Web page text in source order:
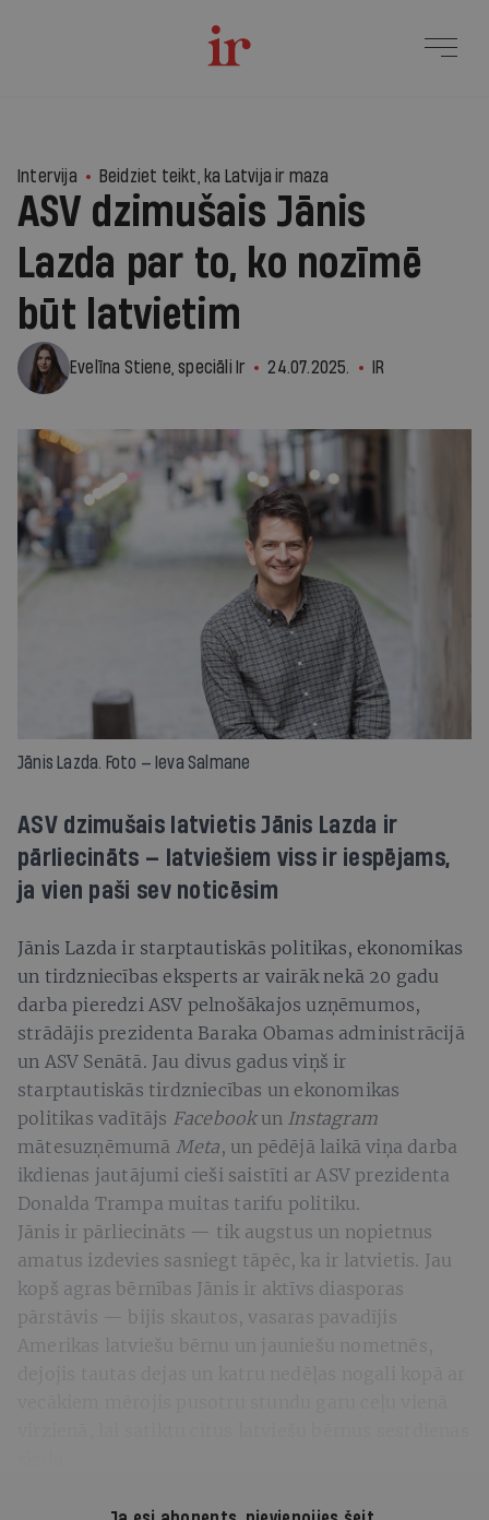
Intervija Beidziet teikt, ka Latvija ir maza
ASV dzimušais Jānis
Lazda par to, ko nozīmē
būt latvietim
Evelīna Stiene, speciāli Ir 24.07.2025. IR
Jānis Lazda. Foto — Ieva Salmane
ASV dzimušais latvietis Jānis Lazda ir
pārliecināts — latviešiem viss ir iespējams,
ja vien paši sev noticēsim
Jānis Lazda ir starptautiskās politikas, ekonomikas
un tirdzniecības eksperts ar vairāk nekā 20 gadu
darba pieredzi ASV pelnošākajos uzņēmumos,
strādājis prezidenta Baraka Obamas administrācijā
un ASV Senātā. Jau divus gadus viņš ir
starptautiskās tirdzniecības un ekonomikas
politikas vadītājs Facebookun Instagram
mātesuzņēmumā Meta, un pēdējā laikā viņa darba
ikdienas jautājumi cieši saistīti ar ASV prezidenta
Donalda Trampa muitas tarifu politiku.
Jānis ir pārliecināts — tik augstus un nopietnus
amatus izdevies sasniegt tāpēc, ka ir latvietis. Jau
kopš agras bērnības Jānis ir aktīvs diasporas
pārstāvis — bijis skautos, vasaras pavadījis
Amerikas latviešu bērnu un jauniešu nometnēs,